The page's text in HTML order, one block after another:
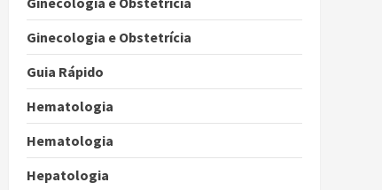
Ginecologia e Obstetrícia
Guia Rápido
Hematologia
Hematologia
Hepatologia